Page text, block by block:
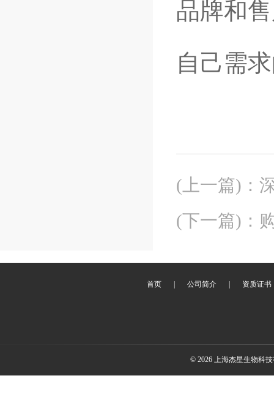
品牌和
自己需
(上一篇) ：
(下一篇) ：
首页 公司简介 资质证书
© 2026 上海杰星生物科